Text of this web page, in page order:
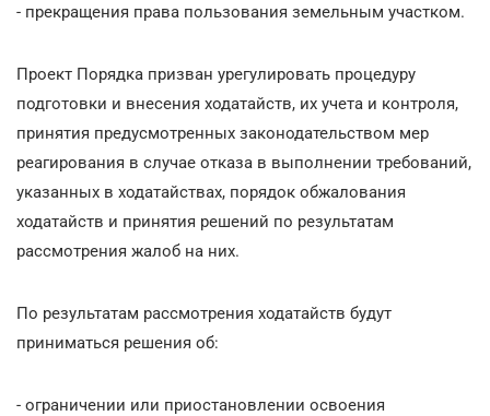
- прекращения права пользования земельным участком.
Проект Порядка призван урегулировать процедуру
подготовки и внесения ходатайств, их учета и контроля,
принятия предусмотренных законодательством мер
реагирования в случае отказа в выполнении требований,
указанных в ходатайствах, порядок обжалования
ходатайств и принятия решений по результатам
рассмотрения жалоб на них.
По результатам рассмотрения ходатайств будут
приниматься решения об:
- ограничении или приостановлении освоения